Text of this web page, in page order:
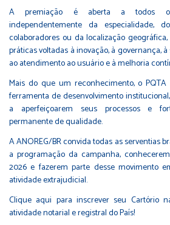
A premiação é aberta a todos os
independentemente da especialidade,
colaboradores ou da localização
práticas voltadas à inovação, à governança,
ao atendimento ao usuário e à melhoria
Mais do que um reconhecimento, o
ferramenta de desenvolvimento
a aperfeiçoarem seus processos e
permanente de qualidade.
A ANOREG/BR convida todas as serventias
a programação da campanha,
2026 e fazerem parte desse movimento
atividade extrajudicial.
Clique aqui para inscrever seu Cartório
atividade notarial e registral do País!